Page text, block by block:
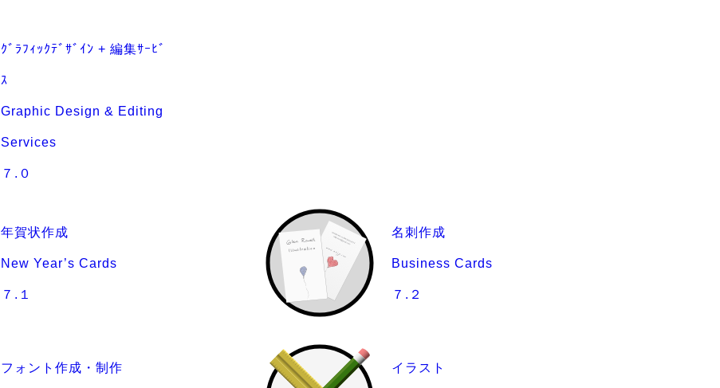
ｸﾞﾗﾌｨｯｸﾃﾞｻﾞｲﾝ + 編集ｻｰﾋﾞ
ｽ
Graphic Design & Editing
Services
７.０
年賀状作成
New Year’s Cards
７.１
名刺作成
Business Cards
７.２
フォント作成・制作 イラスト